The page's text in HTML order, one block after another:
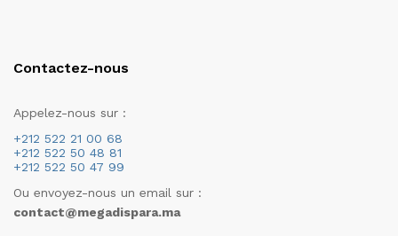
Contactez-nous
Appelez-nous sur :
+212 522 21 00 68
+212 522 50 48 81
+212 522 50 47 99
Ou envoyez-nous un email sur :
contact@megadispara.ma